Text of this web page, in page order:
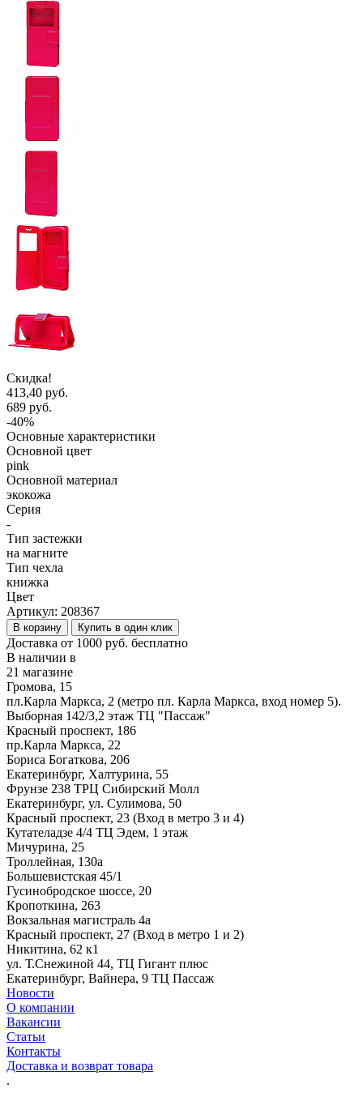
Скидка!
413,40 руб.
689 руб.
-40%
Основные характеристики
Основной цвет
pink
Основной материал
экокожа
Серия
-
Тип застежки
на магните
Тип чехла
книжка
Цвет
Артикул: 208367
В корзину Купить в один клик
Доставка от 1000 руб. бесплатно
В наличии в
21 магазине
Громова, 15
пл.Карла Маркса, 2 (метро пл. Карла Маркса, вход номер 5).
Выборная 142/3,2 этаж ТЦ "Пассаж"
Красный проспект, 186
пр.Карла Маркса, 22
Бориса Богаткова, 206
Екатеринбург, Халтурина, 55
Фрунзе 238 ТРЦ Сибирский Молл
Екатеринбург, ул. Сулимова, 50
Красный проспект, 23 (Вход в метро 3 и 4)
Кутателадзе 4/4 ТЦ Эдем, 1 этаж
Мичурина, 25
Троллейная, 130а
Большевистская 45/1
Гусинобродское шоссе, 20
Кропоткина, 263
Вокзальная магистраль 4а
Красный проспект, 27 (Вход в метро 1 и 2)
Никитина, 62 к1
ул. Т.Снежиной 44, ТЦ Гигант плюс
Екатеринбург, Вайнера, 9 ТЦ Пассаж
Новости
О компании
Вакансии
Статьи
Контакты
Доставка и возврат товара
.